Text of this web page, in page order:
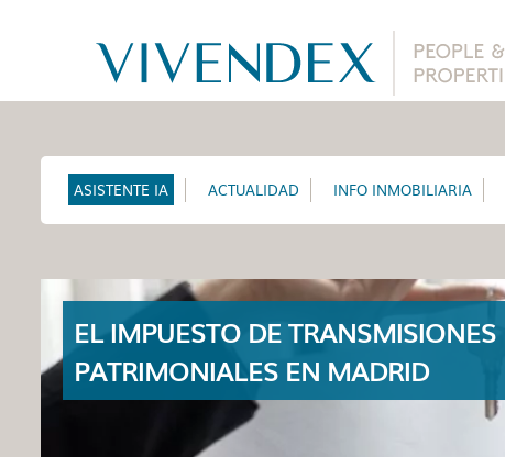
ASISTENTE IA ACTUALIDAD INFO INMOBILIARIA
EL IMPUESTO DE TRANSMISIONES
PATRIMONIALES EN MADRID